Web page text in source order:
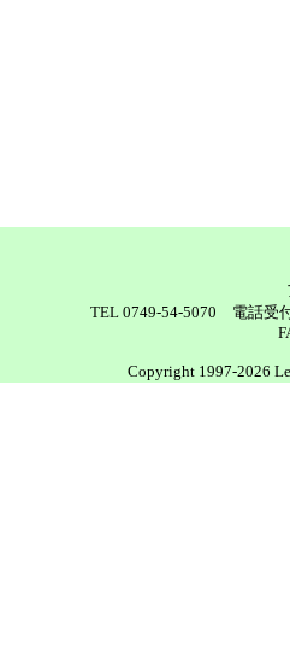
TEL 0749-54-5070 電話受
Copyright 1997-2026